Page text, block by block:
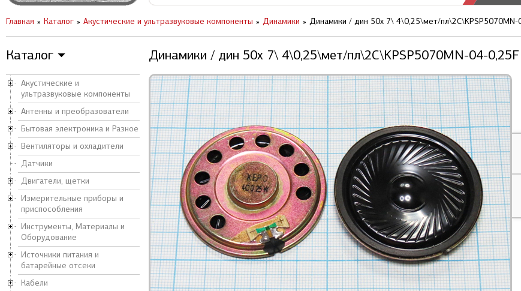
Каталог ▼
Акустические и
ультразвуковые компоненты
Антенны и преобразователи
Бытовая электроника и Разное
Вентиляторы и охладители
Датчики
Двигатели, щетки
Измерительные приборы и
приспособления
Инструменты, Материалы и
Оборудование
Источники питания и
батарейные отсеки
Кабели
Динамики / дин 50x 7\ 4\0,25\мет/пл\2C\KPSP5070MN-04-0,25F
Главная Каталог Акустические и ультразвуковые компоненты Динамики Динамики / дин 50x 7\ 4\0,25\мет/пл\2C\KPSP5070MN-